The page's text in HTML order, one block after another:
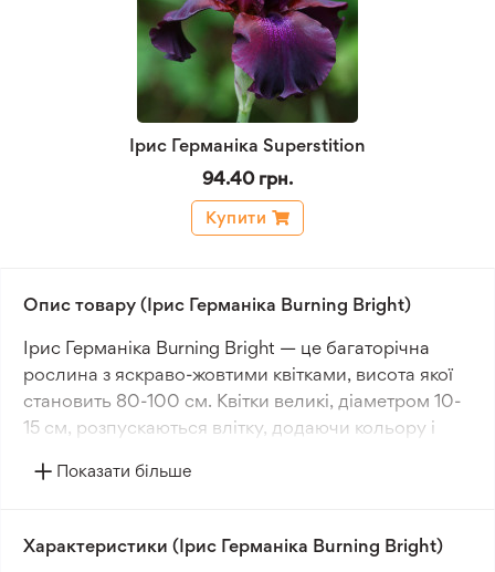
Ірис Германіка Superstition
94.40 грн.
Купити
Опис товару (Ірис Германіка Burning Bright)
Ірис Германіка Burning Bright — це багаторічна
рослина з яскраво-жовтими квітками, висота якої
становить 80-100 см. Квітки великі, діаметром 10-
15 см, розпускаються влітку, додаючи кольору і
підкреслює яскравість квіток.
ґрунті, із рекомендованою відстанню між
Показати більше
Характеристики (Ірис Германіка Burning Bright)